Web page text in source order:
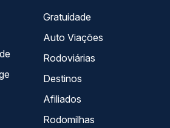
Gratuidade
Auto Viações
Rodoviárias
Destinos
Afiliados
Rodomilhas